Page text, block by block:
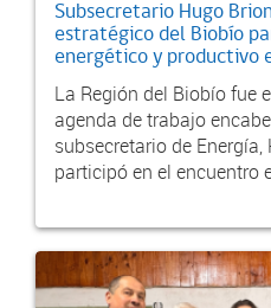
Subsecretario Hugo
estratégico del Biobío
energético y productivo
La Región del Biobío fue
agenda de trabajo
subsecretario de
participó en el encuentro